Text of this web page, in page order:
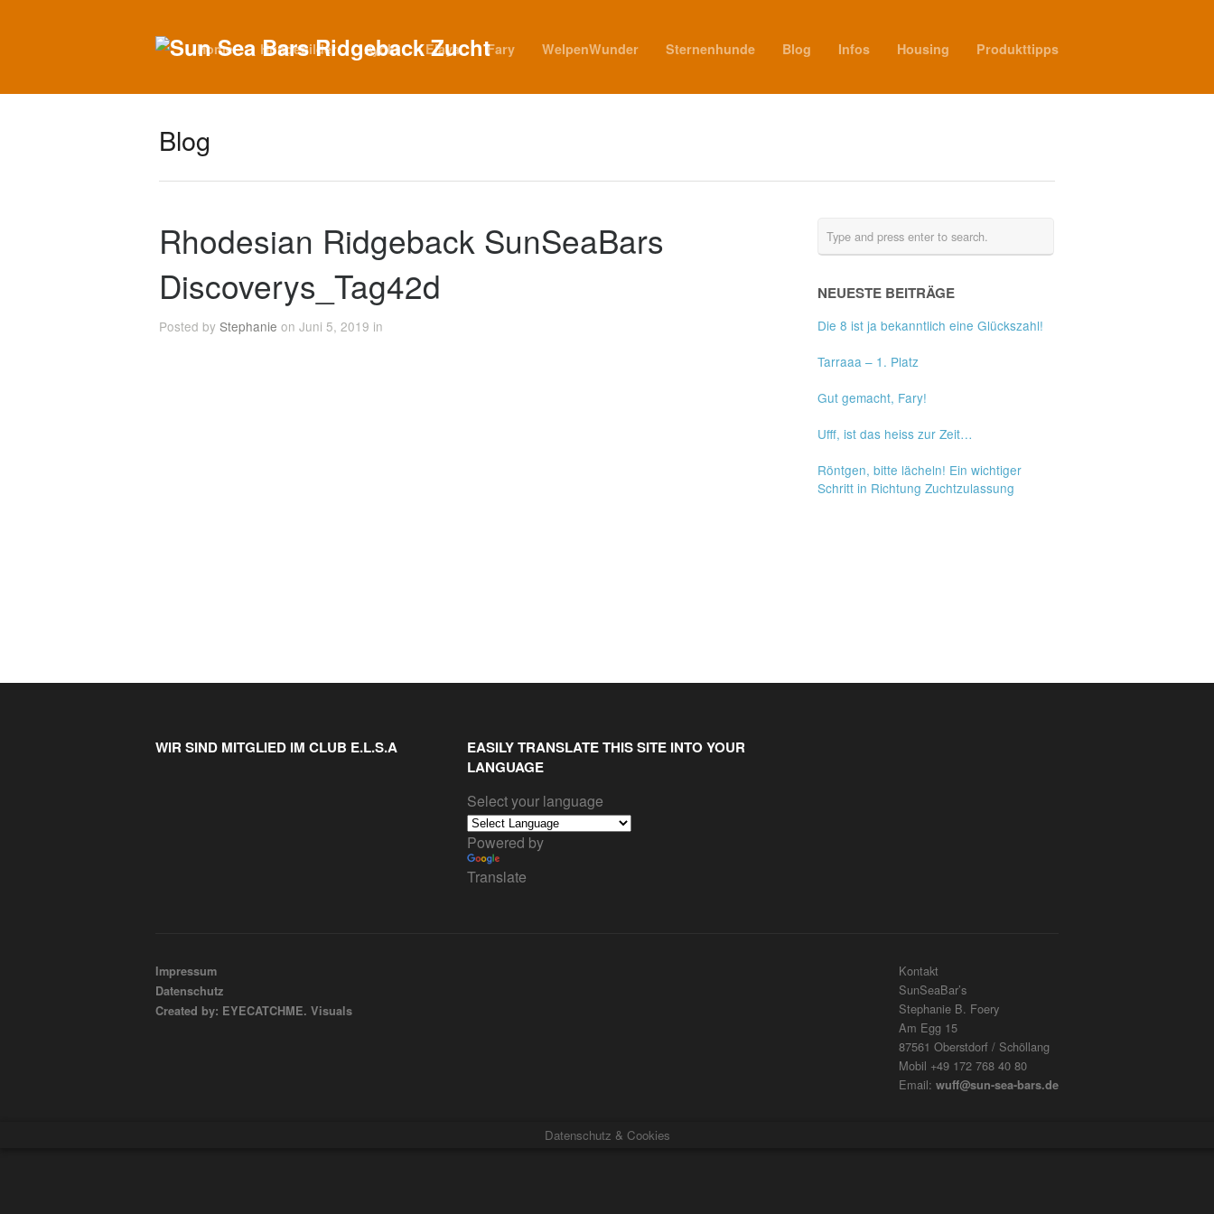
Home Hundebilder Ayoki Elaya Fary WelpenWunder Sternenhunde Blog Infos Housing Produkttipps
Blog
Rhodesian Ridgeback SunSeaBars
Discoverys_Tag42d
Posted by Stephanie on Juni 5, 2019 in
NEUESTE BEITRÄGE
Die 8 ist ja bekanntlich eine Glückszahl!
Tarraaa – 1. Platz
Gut gemacht, Fary!
Ufff, ist das heiss zur Zeit…
Röntgen, bitte lächeln! Ein wichtiger
Schritt in Richtung Zuchtzulassung
WIR SIND MITGLIED IM CLUB E.L.S.A
EASILY TRANSLATE THIS SITE INTO YOUR
LANGUAGE
Select your language
Powered by
Translate
Impressum
Datenschutz
Created by: EYECATCHME. Visuals
Kontakt
SunSeaBar’s
Stephanie B. Foery
Am Egg 15
87561 Oberstdorf / Schöllang
Mobil +49 172 768 40 80
Email: wuff@sun-sea-bars.de
Datenschutz & Cookies